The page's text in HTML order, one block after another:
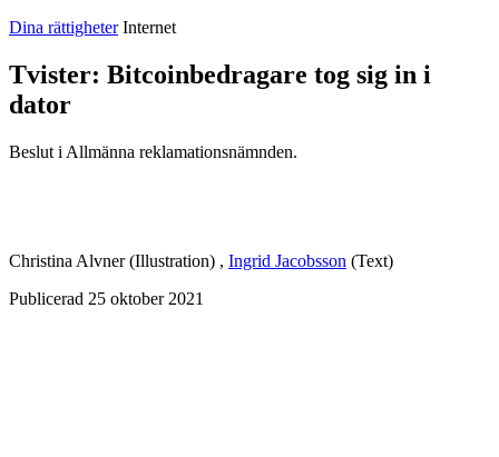
Dina rättigheter Internet
Tvister: Bitcoinbedragare tog sig in i
dator
Beslut i Allmänna reklamationsnämnden.
Christina Alvner (Illustration) , Ingrid Jacobsson (Text)
Publicerad 25 oktober 2021